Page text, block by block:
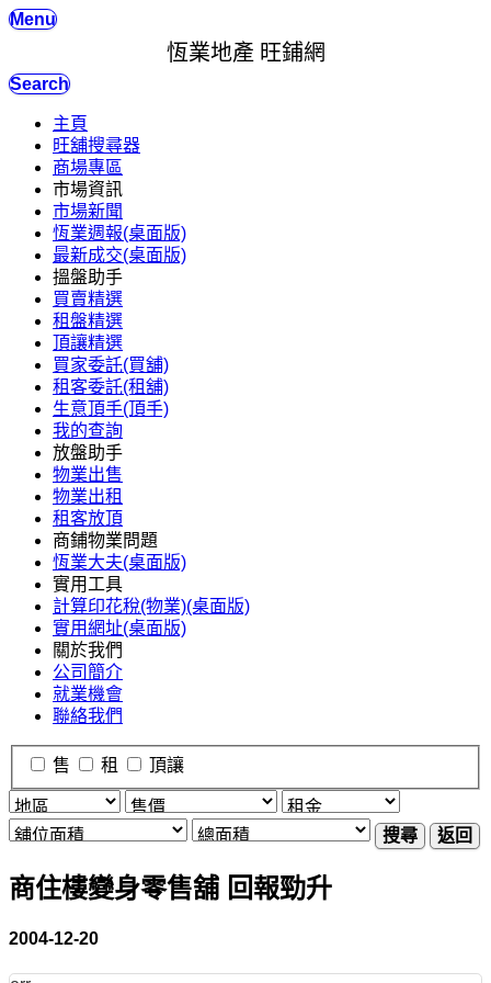
Menu
恆業地產 旺鋪網
Search
主頁
旺舖搜尋器
商場專區
市場資訊
市場新聞
恆業週報(桌面版)
最新成交(桌面版)
搵盤助手
買賣精選
租盤精選
頂讓精選
買家委託(買舖)
租客委託(租舖)
生意頂手(頂手)
我的查詢
放盤助手
物業出售
物業出租
租客放頂
商鋪物業問題
恆業大夫(桌面版)
實用工具
計算印花稅(物業)(桌面版)
實用網址(桌面版)
關於我們
公司簡介
就業機會
聯絡我們
售 租 頂讓
搜尋 返回
商住樓變身零售舖 回報勁升
2004-12-20